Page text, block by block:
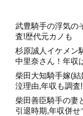
武豊騎手の浮気の
査!歴代元カノも
杉原誠人イケメン
中里奈さん！年収
柴田大知騎手嫁(
泣理由,年収も調査
柴田善臣騎手の妻
引退時期,年収併せ